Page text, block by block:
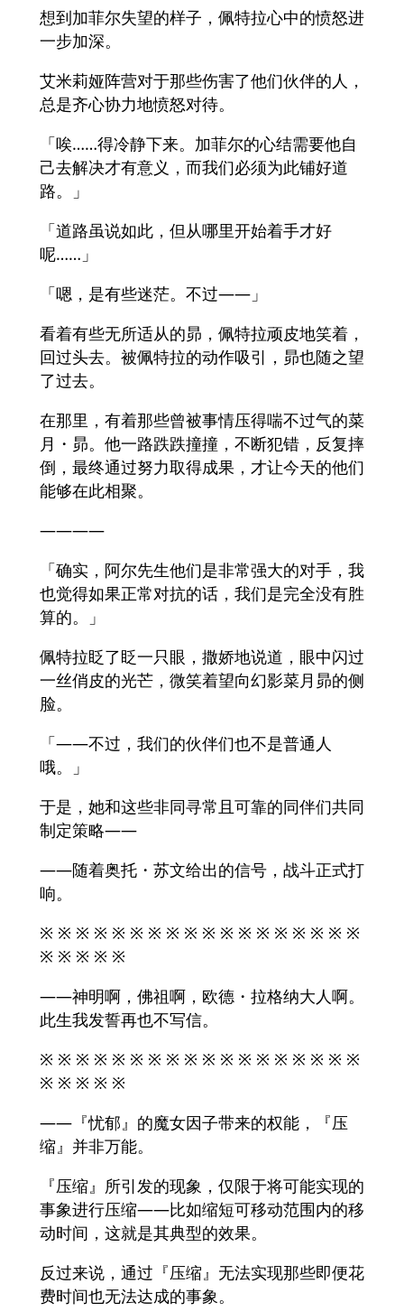
想到加菲尔失望的样子，佩特拉心中的愤怒进
一步加深。
艾米莉娅阵营对于那些伤害了他们伙伴的人，
总是齐心协力地愤怒对待。
「唉……得冷静下来。加菲尔的心结需要他自
己去解决才有意义，而我们必须为此铺好道
路。」
「道路虽说如此，但从哪里开始着手才好
呢……」
「嗯，是有些迷茫。不过——」
看着有些无所适从的昴，佩特拉顽皮地笑着，
回过头去。被佩特拉的动作吸引，昴也随之望
了过去。
在那里，有着那些曾被事情压得喘不过气的菜
月・昴。他一路跌跌撞撞，不断犯错，反复摔
倒，最终通过努力取得成果，才让今天的他们
能够在此相聚。
――――
「确实，阿尔先生他们是非常强大的对手，我
也觉得如果正常对抗的话，我们是完全没有胜
算的。」
佩特拉眨了眨一只眼，撒娇地说道，眼中闪过
一丝俏皮的光芒，微笑着望向幻影菜月昴的侧
脸。
「——不过，我们的伙伴们也不是普通人
哦。」
于是，她和这些非同寻常且可靠的同伴们共同
制定策略——
——随着奥托・苏文给出的信号，战斗正式打
响。
※ ※ ※ ※ ※ ※ ※ ※ ※ ※ ※ ※ ※ ※ ※ ※ ※ ※
※ ※ ※ ※ ※
——神明啊，佛祖啊，欧德・拉格纳大人啊。
此生我发誓再也不写信。
※ ※ ※ ※ ※ ※ ※ ※ ※ ※ ※ ※ ※ ※ ※ ※ ※ ※
※ ※ ※ ※ ※
——『忧郁』的魔女因子带来的权能，『压
缩』并非万能。
『压缩』所引发的现象，仅限于将可能实现的
事象进行压缩——比如缩短可移动范围内的移
动时间，这就是其典型的效果。
反过来说，通过『压缩』无法实现那些即便花
费时间也无法达成的事象。